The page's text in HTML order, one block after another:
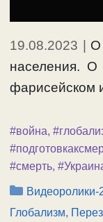
19.08.2023 | О
населения. О
фарисейском
#война,
#смерть,
Рубрики
Видеоролики-
Глобализм,